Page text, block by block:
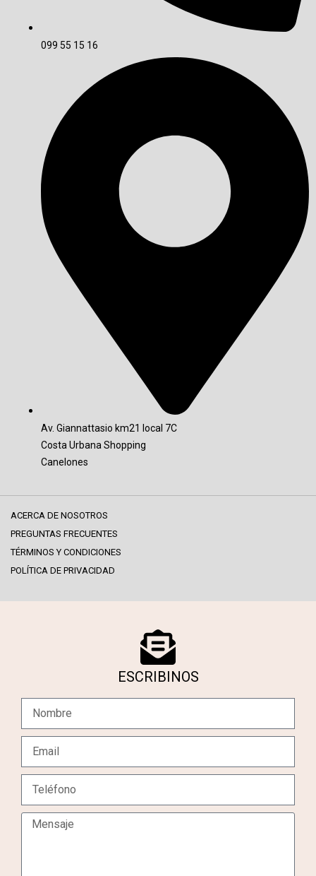
099 55 15 16
Av. Giannattasio km21 local 7C
Costa Urbana Shopping
Canelones
ACERCA DE NOSOTROS
PREGUNTAS FRECUENTES
TÉRMINOS Y CONDICIONES
POLÍTICA DE PRIVACIDAD
ESCRIBINOS